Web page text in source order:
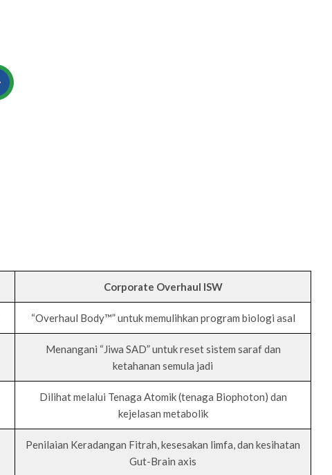
Corporate Overhaul ISW
“Overhaul Body™” untuk memulihkan program biologi asal
Menangani “Jiwa SAD” untuk reset sistem saraf dan
ketahanan semula jadi
Dilihat melalui Tenaga Atomik (tenaga Biophoton) dan
kejelasan metabolik
Penilaian Keradangan Fitrah, kesesakan limfa, dan kesihatan
Gut-Brain axis